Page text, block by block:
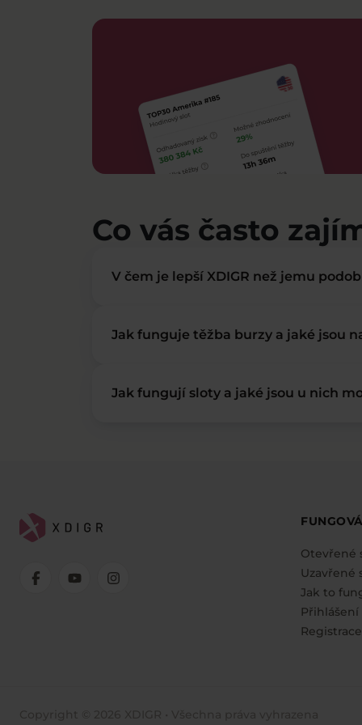
Co vás často
V čem je lepší XDIGR než jemu
Jak funguje těžba burzy a jaké jsou
Jak fungují sloty a jaké jsou u nich
Otevřené
Uzavřené
Jak to
Přihlášení
Registrace